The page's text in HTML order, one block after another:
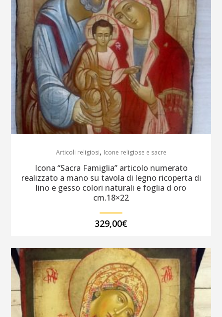
Articoli religiosi, Icone religiose e sacre
Icona “Sacra Famiglia” articolo numerato
realizzato a mano su tavola di legno ricoperta di
lino e gesso colori naturali e foglia d oro
cm.18×22
329,00€